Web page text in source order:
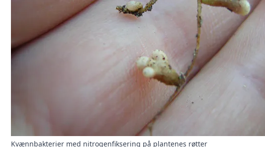
Kvænnbakterier med nitrogenfiksering på plantenes røtter